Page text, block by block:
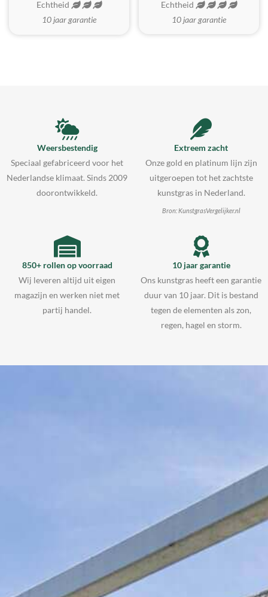
Echtheid
10 jaar garantie
Echtheid
10 jaar garantie
Weersbestendig
Speciaal gefabriceerd voor het
Nederlandse klimaat. Sinds 2009
doorontwikkeld.
Extreem zacht
Onze gold en platinum lijn zijn
uitgeroepen tot het zachtste
kunstgras in Nederland.
Bron: KunstgrasVergelijker.nl
850+ rollen op voorraad
Wij leveren altijd uit eigen
magazijn en werken niet met
partij handel.
10 jaar garantie
Ons kunstgras heeft een garantie
duur van 10 jaar. Dit is bestand
tegen de elementen als zon,
regen, hagel en storm.